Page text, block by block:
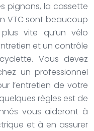
pignons, la cassette
VTC sont beaucoup
vite qu’un vélo
et un contrôle
Vous devez
un professionnel
l’entretien de votre
règles est de
vous aideront à
et à en assurer